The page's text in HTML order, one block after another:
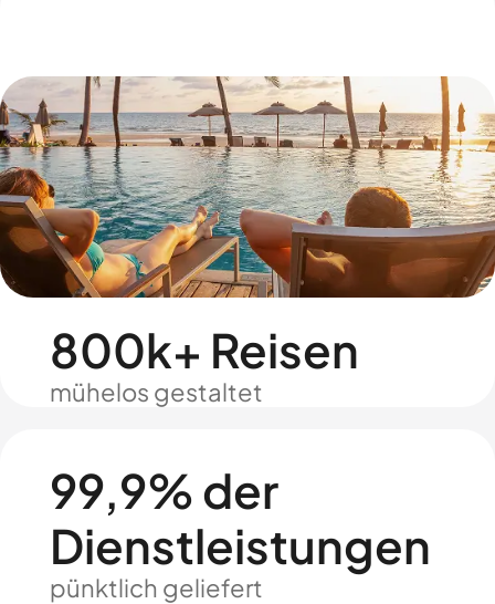
800k+ Reisen
mühelos gestaltet
99,9% der
Dienstleistungen
pünktlich geliefert